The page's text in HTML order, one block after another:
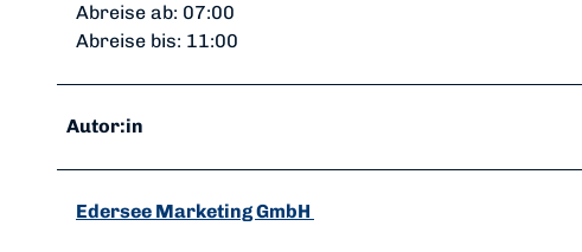
Abreise ab: 07:00
Abreise bis: 11:00
Autor:in
Edersee Marketing GmbH